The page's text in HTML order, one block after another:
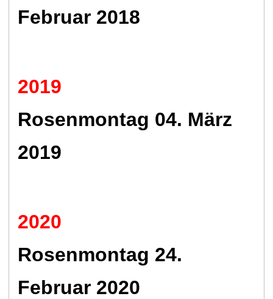
Februar 2018
2019
Rosenmontag 04. März
2019
2020
Rosenmontag 24.
Februar 2020